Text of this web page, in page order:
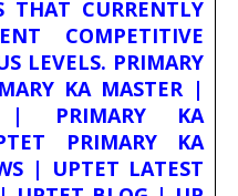
THAT CURRENTLY
COMPETITIVE
LEVELS. PRIMARY
KA MASTER |
| PRIMARY KA
PRIMARY KA
| UPTET LATEST